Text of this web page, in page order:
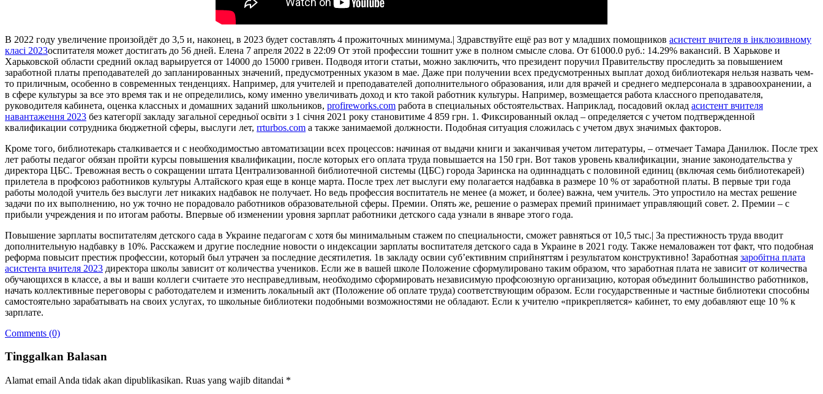
В 2022 году увеличение произойдёт до 3,5 и, наконец, в 2023 будет составлять 4 прожиточных минимума.| Здравствуйте ещё раз вот у младших помощников асистент вчителя в інклюзивному
класі 2023оспитателя может достигать до 56 дней. Елена 7 апреля 2022 в 22:09 От этой профессии тошнит уже в полном смысле слова. От 61000.0 руб.: 14.29% вакансий. В Харькове и
Харьковской области средний оклад варьируется от 14000 до 15000 гривен. Подводя итоги статьи, можно заключить, что президент поручил Правительству проследить за повышением
заработной платы преподавателей до запланированных значений, предусмотренных указом в мае. Даже при получении всех предусмотренных выплат доход библиотекаря нельзя назвать чем-
то приличным, особенно в современных тенденциях. Например, для учителей и преподавателей дополнительного образования, или для врачей и среднего медперсонала в здравоохранении, а
в сфере культуры за все это время так и не определились, кому именно увеличивать доход и кто такой работник культуры. Например, возмещается работа классного преподавателя,
руководителя кабинета, оценка классных и домашних заданий школьников, profireworks.com работа в специальных обстоятельствах. Наприклад, посадовий оклад асистент вчителя
навантаження 2023 без категорії закладу загальної середньої освіти з 1 січня 2021 року становитиме 4 859 грн. 1. Фиксированный оклад – определяется с учетом подтвержденной
квалификации сотрудника бюджетной сферы, выслуги лет, rrturbos.com а также занимаемой должности. Подобная ситуация сложилась с учетом двух значимых факторов.
Кроме того, библиотекарь сталкивается и с необходимостью автоматизации всех процессов: начиная от выдачи книги и заканчивая учетом литературы, – отмечает Тамара Данилюк. После трех
лет работы педагог обязан пройти курсы повышения квалификации, после которых его оплата труда повышается на 150 грн. Вот таков уровень квалификации, знание законодательства у
директора ЦБС. Тревожная весть о сокращении штата Централизованной библиотечной системы (ЦБС) города Заринска на одиннадцать с половиной единиц (включая семь библиотекарей)
прилетела в профсоюз работников культуры Алтайского края еще в конце марта. После трех лет выслуги ему полагается надбавка в размере 10 % от заработной платы. В первые три года
работы молодой учитель без выслуги лет никаких надбавок не получает. Но ведь профессия воспитатель не менее (а может, и более) важна, чем учитель. Это упростило на местах решение
задачи по их выполнению, но уж точно не порадовало работников образовательной сферы. Премии. Опять же, решение о размерах премий принимает управляющий совет. 2. Премии – с
прибыли учреждения и по итогам работы. Впервые об изменении уровня зарплат работники детского сада узнали в январе этого года.
Повышение зарплаты воспитателям детского сада в Украине педагогам с хотя бы минимальным стажем по специальности, сможет равняться от 10,5 тыс.| За престижность труда вводит
дополнительную надбавку в 10%. Расскажем и другие последние новости о индексации зарплаты воспитателя детского сада в Украине в 2021 году. Также немаловажен тот факт, что подобная
реформа повысит престиж профессии, который был утрачен за последние десятилетия. 1в закладу освии суб’ективним сприйняттям i результатом конструктивно! Заработная заробітна плата
асистента вчителя 2023 директора школы зависит от количества учеников. Если же в вашей школе Положение сформулировано таким образом, что заработная плата не зависит от количества
обучающихся в классе, а вы и ваши коллеги считаете это несправедливым, необходимо сформировать независимую профсоюзную организацию, которая объединит большинство работников,
начать коллективные переговоры с работодателем и изменить локальный акт (Положение об оплате труда) соответствующим образом. Если государственные и частные библиотеки способны
самостоятельно зарабатывать на своих услугах, то школьные библиотеки подобными возможностями не обладают. Если к учителю «прикрепляется» кабинет, то ему добавляют еще 10 % к
зарплате.
Comments (0)
Tinggalkan Balasan
Alamat email Anda tidak akan dipublikasikan. Ruas yang wajib ditandai *